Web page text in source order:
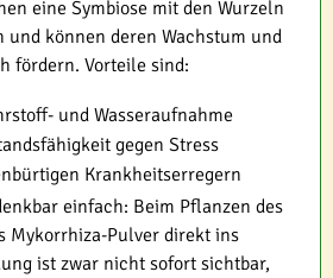
eine Symbiose mit den Wurzeln
und können deren Wachstum und
fördern. Vorteile sind:
und Wasseraufnahme
gegen Stress
Krankheitserregern
einfach: Beim Pflanzen des
Mykorrhiza-Pulver direkt ins
ist zwar nicht sofort sichtbar,